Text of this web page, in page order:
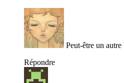
Peut-être un
Répondre